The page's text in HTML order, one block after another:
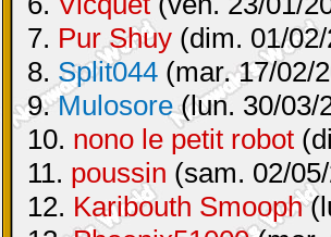
7. Pur Shuy (dim. 01/
8. Split044 (mar. 17/02/
9.Mulosore(lun. 30/03/
10. nono le petit robot
11. poussin (sam. 02/
12. Karibouth Smooph